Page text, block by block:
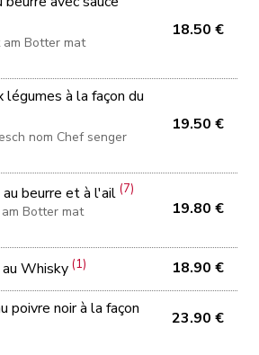
am Botter mat
18.50 €
à la façon du
nom Chef senger
19.50 €
au beurre et à l'ail(7)
Botter mat
19.80 €
au Whisky(1) 18.90 €
poivre noir à la façon
23.90 €